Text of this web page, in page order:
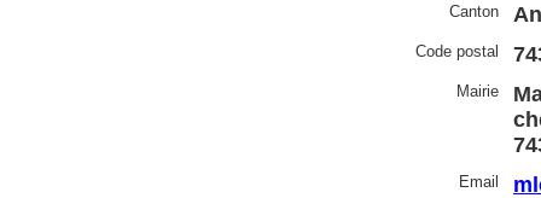
Canton
Code postal
Mairie
Email